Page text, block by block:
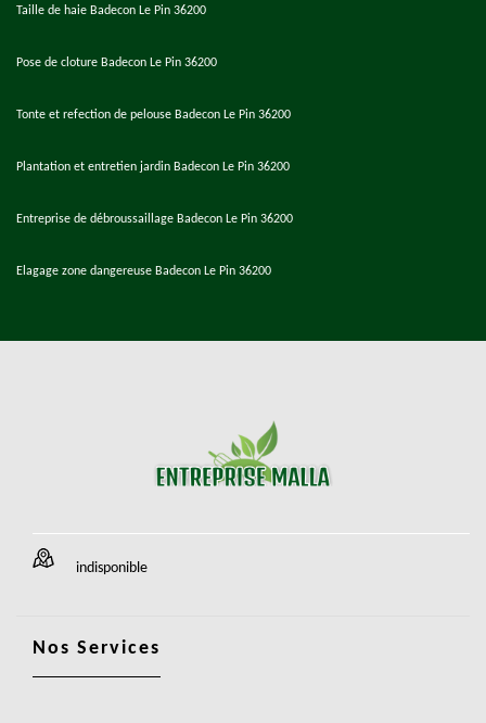
Taille de haie Badecon Le Pin 36200
Pose de cloture Badecon Le Pin 36200
Tonte et refection de pelouse Badecon Le Pin 36200
Plantation et entretien jardin Badecon Le Pin 36200
Entreprise de débroussaillage Badecon Le Pin 36200
Elagage zone dangereuse Badecon Le Pin 36200
indisponible
Nos Services